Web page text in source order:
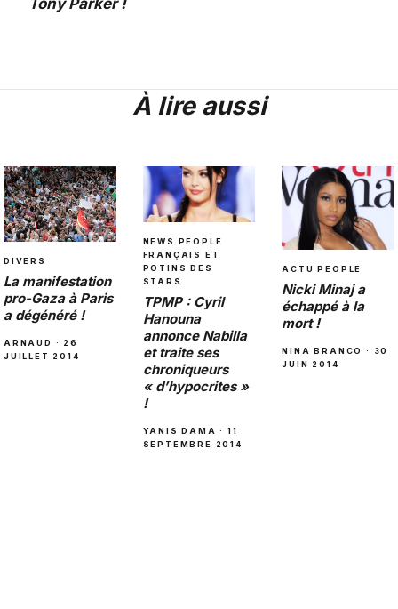
Tony Parker !
À lire aussi
DIVERS
La manifestation
pro-Gaza à Paris
a dégénéré !
ARNAUD · 26
JUILLET 2014
NEWS PEOPLE
FRANÇAIS ET
POTINS DES
STARS
TPMP : Cyril
Hanouna
annonce Nabilla
et traite ses
chroniqueurs
« d’hypocrites »
!
YANIS DAMA · 11
SEPTEMBRE 2014
ACTU PEOPLE
Nicki Minaj a
échappé à la
mort !
NINA BRANCO · 30
JUIN 2014